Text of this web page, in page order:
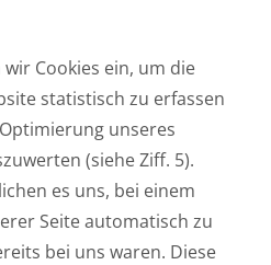
Cookies ein, um die
statistisch zu erfassen
unseres
(siehe Ziff. 5).
es uns, bei einem
Seite automatisch zu
bei uns waren. Diese